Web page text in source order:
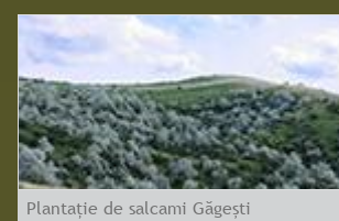
Plantație de salcami Găgești